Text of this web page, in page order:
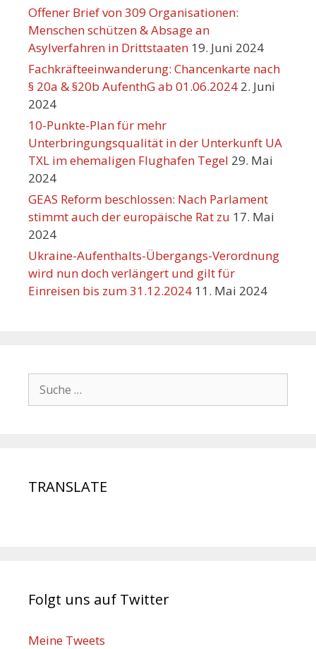
Offener Brief von 309 Organisationen:
Menschen schützen & Absage an
Asylverfahren in Drittstaaten 19. Juni 2024
Fachkräfteeinwanderung: Chancenkarte nach
§ 20a & §20b AufenthG ab 01.06.2024 2. Juni
2024
10-Punkte-Plan für mehr
Unterbringungsqualität in der Unterkunft UA
TXL im ehemaligen Flughafen Tegel 29. Mai
2024
GEAS Reform beschlossen: Nach Parlament
stimmt auch der europäische Rat zu 17. Mai
2024
Ukraine-Aufenthalts-Übergangs-Verordnung
wird nun doch verlängert und gilt für
Einreisen bis zum 31.12.2024 11. Mai 2024
TRANSLATE
Folgt uns auf Twitter
Meine Tweets